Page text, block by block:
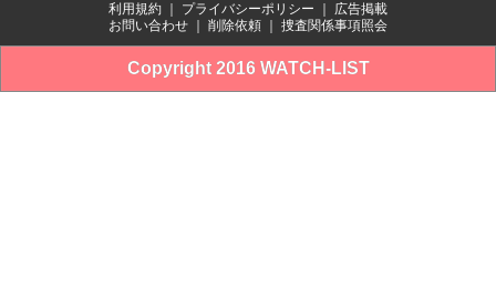
利用規約 プライバシーポリシー
広告掲載
お問い合わせ
削除依頼 捜査関係事項照会
Copyright 2016 WATCH-LIST